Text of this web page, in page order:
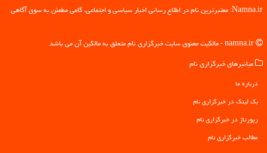
Namna.ir: معتبرترین نام در اطلاع رسانی اخبار سیاسی و اجتماعی، گامی مطمئن به سوی آگاهی
میانبرهای خبرگزاری نام
درباره ما
بک لینک در خبرگزاری نام
رپورتاژ در خبرگزاری نام
مطالب خبرگزاری نام